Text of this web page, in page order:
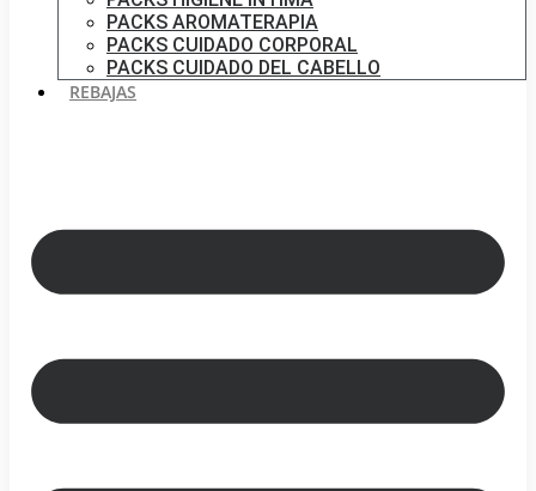
PACKS AROMATERAPIA
PACKS CUIDADO CORPORAL
PACKS CUIDADO DEL CABELLO
REBAJAS